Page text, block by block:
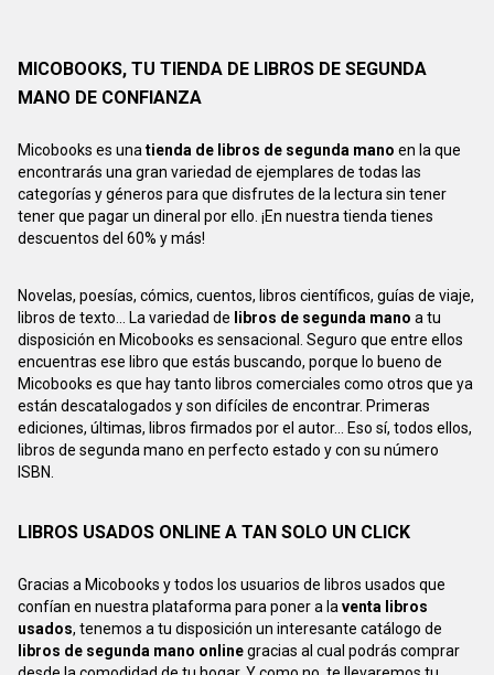
MICOBOOKS, TU TIENDA DE LIBROS DE SEGUNDA
MANO DE CONFIANZA
Micobooks es unatienda de libros de segunda mano en la que
encontrarás una gran variedad de ejemplares de todas las
categorías y géneros para que disfrutes de la lectura sin tener
tener que pagar un dineral por ello. ¡En nuestra tienda tienes
descuentos del 60% y más!
Novelas, poesías, cómics, cuentos, libros científicos, guías de viaje,
libros de texto... La variedad de libros de segunda mano a tu
disposición en Micobooks es sensacional. Seguro que entre ellos
encuentras ese libro que estás buscando, porque lo bueno de
Micobooks es que hay tanto libros comerciales como otros que ya
están descatalogados y son difíciles de encontrar. Primeras
ediciones, últimas, libros firmados por el autor... Eso sí, todos ellos,
libros de segunda mano en perfecto estado y con su número
ISBN.
LIBROS USADOS ONLINE A TAN SOLO UN CLICK
Gracias a Micobooks y todos los usuarios de libros usados que
confían en nuestra plataforma para poner a laventa libros
usados, tenemos a tu disposición un interesante catálogo de
libros de segunda mano onlinegracias al cual podrás comprar